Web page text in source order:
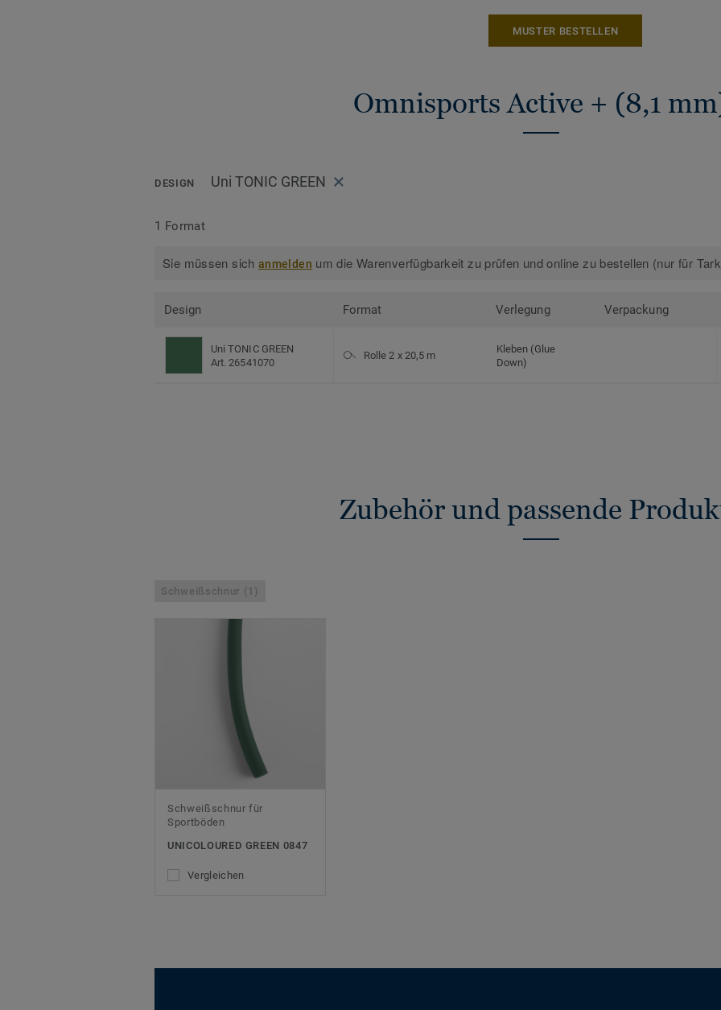
MUSTER BESTELLEN
Omnisports Active + (8,1
DESIGN Uni TONIC GREEN
1 Format
Sie müssen sichanmelden um die Warenverfügbarkeit zu prüfen und online zu bestellen (nur für
Design Format Verlegung Verpackung
Uni TONIC GREEN
Art. 26541070
Rolle 2 x 20,5 m
Kleben (Glue
Down)
Zubehör und passende
Schweißschnur (1)
Schweißschnur für
Sportböden
UNICOLOURED GREEN 0847
Vergleichen